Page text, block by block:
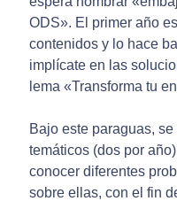
ODS». El primer año
contenidos y lo hace
implícate en las
lema «Transforma tu
Bajo este paraguas,
temáticos (dos por
conocer diferentes
sobre ellas, con el fin